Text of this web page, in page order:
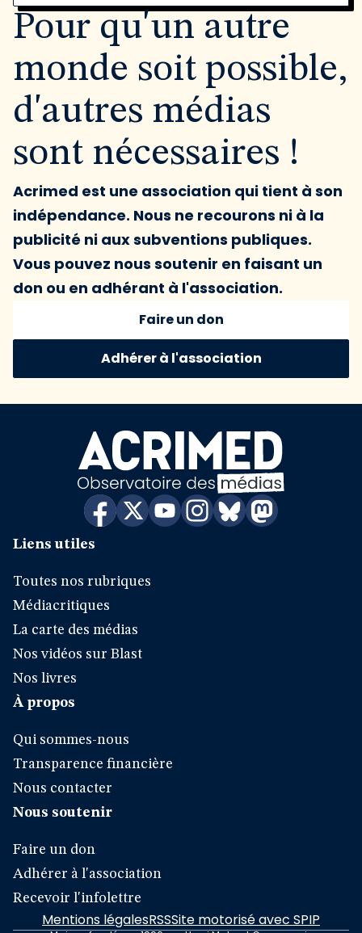
Pour qu'un autre
monde soit possible,
d'autres médias
sont nécessaires !
Acrimed est une association qui tient à son
indépendance. Nous ne recourons ni à la
publicité ni aux subventions publiques.
Vous pouvez nous soutenir en faisant un
don ou en adhérant à l'association.
Faire un don
Adhérer à l'association
Liens utiles
Toutes nos rubriques
Médiacritiques
La carte des médias
Nos vidéos sur Blast
Nos livres
À propos
Qui sommes-nous
Transparence financière
Nous contacter
Nous soutenir
Faire un don
Adhérer à l'association
Recevoir l'infolettre
Mentions légalesRSSSite motorisé avec SPIP